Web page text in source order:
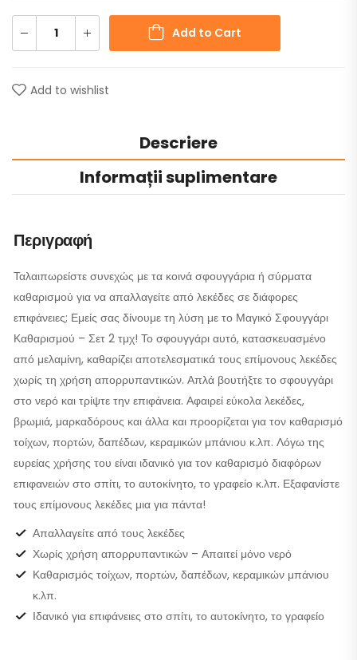
Add to Cart
Add to wishlist
Descriere
Informații suplimentare
Περιγραφή
Ταλαιπωρείστε συνεχώς με τα κοινά σφουγγάρια ή σύρματα
καθαρισμού για να απαλλαγείτε από λεκέδες σε διάφορες
επιφάνειες; Εμείς σας δίνουμε τη λύση με το Μαγικό Σφουγγάρι
Καθαρισμού – Σετ 2 τμχ! Το σφουγγάρι αυτό, κατασκευασμένο
από μελαμίνη, καθαρίζει αποτελεσματικά τους επίμονους λεκέδες
χωρίς τη χρήση απορρυπαντικών. Απλά βουτήξτε το σφουγγάρι
στο νερό και τρίψτε την επιφάνεια. Αφαιρεί εύκολα λεκέδες,
βρωμιά, μαρκαδόρους και άλλα και προορίζεται για τον καθαρισμό
τοίχων, πορτών, δαπέδων, κεραμικών μπάνιου κ.λπ. Λόγω της
ευρείας χρήσης του είναι ιδανικό για τον καθαρισμό διαφόρων
επιφανειών στο σπίτι, το αυτοκίνητο, το γραφείο κ.λπ. Εξαφανίστε
τους επίμονους λεκέδες μια για πάντα!
Απαλλαγείτε από τους λεκέδες
Χωρίς χρήση απορρυπαντικών – Απαιτεί μόνο νερό
Καθαρισμός τοίχων, πορτών, δαπέδων, κεραμικών μπάνιου
κ.λπ.
Ιδανικό για επιφάνειες στο σπίτι, το αυτοκίνητο, το γραφείο